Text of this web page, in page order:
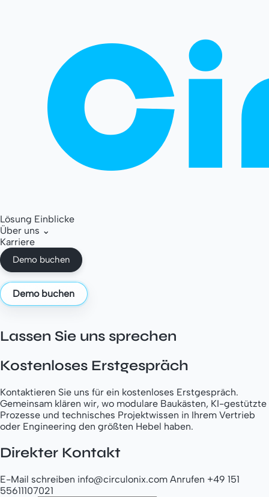
Lösung Einblicke
Über uns ⌄
Karriere
Demo buchen
Demo buchen
Lassen Sie uns sprechen
Kostenloses Erstgespräch
Kontaktieren Sie uns für ein kostenloses Erstgespräch.
Gemeinsam klären wir, wo modulare Baukästen, KI-gestützte
Prozesse und technisches Projektwissen in Ihrem Vertrieb
oder Engineering den größten Hebel haben.
Direkter Kontakt
E-Mail schreiben info@circulonix.com Anrufen +49 151
55611107021